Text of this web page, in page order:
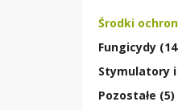
Środki
Fungicydy
Stymulatory
Pozostałe (5)